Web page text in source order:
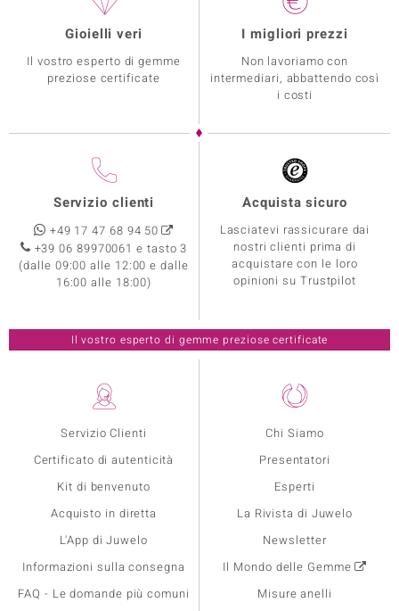
Servizio Clienti
Certificato di autenticità
Kit di benvenuto
Acquisto in diretta
L'App di Juwelo
Informazioni sulla consegna
FAQ - Le domande più comuni
Chi Siamo
Presentatori
Esperti
La Rivista di Juwelo
Newsletter
Il Mondo delle Gemme
Misure anelli
Gioielli veri
Il vostro esperto di gemme
preziose certificate
I migliori prezzi
Non lavoriamo con
intermediari, abbattendo così
i costi
Servizio clienti
+49 17 47 68 94 50
+39 06 89970061 e tasto 3
(dalle 09:00 alle 12:00 e dalle
16:00 alle 18:00)
Acquista sicuro
Lasciatevi rassicurare dai
nostri clienti prima di
acquistare con le loro
opinioni su Trustpilot
Il vostro esperto di gemme preziose certificate